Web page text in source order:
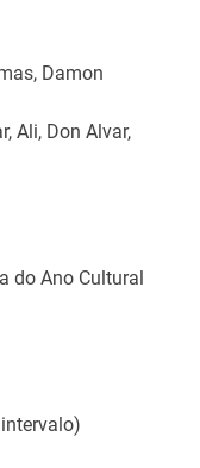
Damon
Ali, Don Alvar,
do Ano Cultural